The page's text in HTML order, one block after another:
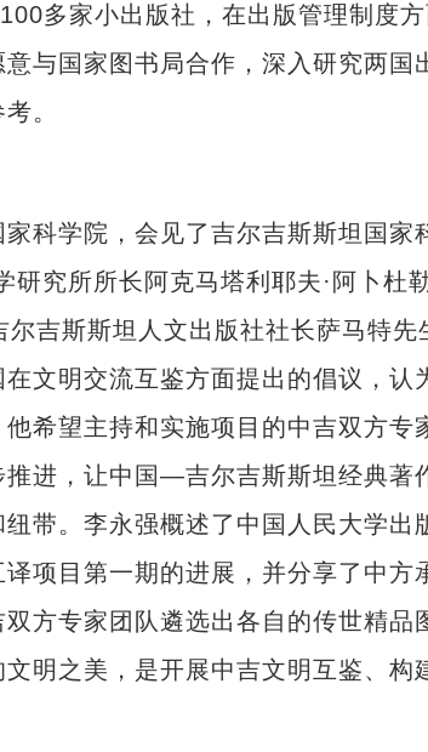
多家小出版社，在出版管理制度
与国家图书局合作，深入研究两国
。
学院，会见了吉尔吉斯斯坦国家
研究所所长阿克马塔利耶夫·阿卜杜
吉斯斯坦人文出版社社长萨马特先
文明交流互鉴方面提出的倡议，
希望主持和实施项目的中吉双方专
进，让中国—吉尔吉斯斯坦经典著
带。李永强概述了中国人民大学出
项目第一期的进展，并分享了中方
方专家团队遴选出各自的传世精品
明之美，是开展中吉文明互鉴、构